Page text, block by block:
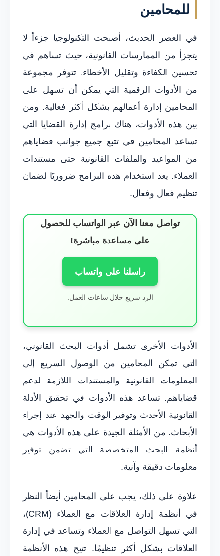
للمحامين
في العصر الحديث، أصبحت التكنولوجيا جزءاً لا
يتجزأ من الممارسات القانونية، حيث تساهم في
تحسين الكفاءة وتقليل الأخطاء. تتوفر مجموعة
من الأدوات الرقمية التي يمكن أن تسهل على
المحامين إدارة أعمالهم بشكل أكثر فعالية. ومن
بين هذه الأدوات، هناك برامج إدارة القضايا التي
تساعد المحامين في تتبع جميع جوانب قضاياهم
من المواعيد والملفات القانونية حتى مستندات
العملاء. يعد استخدام هذه البرامج ضروريًا لضمان
تنظيم فعال وفعال.
تواصل معنا الآن عبر الواتساب للحصول
على مساعدة مباشرة!
راسلنا على واتساب
الرد سريع خلال ساعات العمل.
الأدوات الأخرى تشمل أدوات البحث القانوني،
التي تمكن المحامين من الوصول السريع إلى
المعلومات القانونية والمستندات اللازمة لدعم
قضاياهم. تساعد هذه الأدوات في تحقيق الأدلة
القانونية الأحدث وتوفير الوقت والجهد عند إجراء
الأبحاث. من الأمثلة الجيدة على هذه الأدوات هي
أنظمة البحث المتخصصة التي تضمن توفير
معلومات دقيقة وآنية.
علاوة على ذلك، يجب على المحامين أيضاً النظر
في أنظمة إدارة العلاقات مع العملاء (CRM)،
التي تسهل التواصل مع العملاء وتساعد في إدارة
العلاقات بشكل أكثر تنظيمًا. تتيح هذه الأنظمة